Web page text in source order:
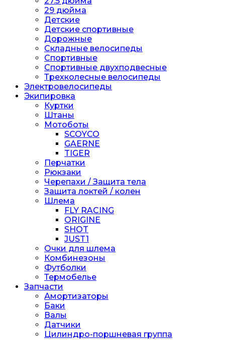
29 дюйма
Детские
Детские спортивные
Дорожные
Складные велосипеды
Спортивные
Спортивные двухподвесные
Трехколесные велосипеды
Электровелосипеды
Экипировка
Куртки
Штаны
Мотоботы
SCOYCO
GAERNE
TIGER
Перчатки
Рюкзаки
Черепахи / Защита тела
Защита локтей / колен
Шлема
FLY RACING
ORIGINE
SHOT
JUST1
Очки для шлема
Комбинезоны
Футболки
Термобелье
Запчасти
Амортизаторы
Баки
Валы
Датчики
Цилиндро-поршневая группа